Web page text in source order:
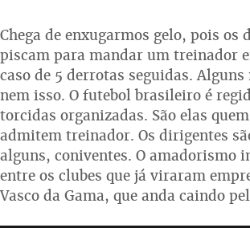
Chega de enxugarmos gelo, pois os
piscam para mandar um treinador
caso de 5 derrotas seguidas. Alguns
nem isso. O futebol brasileiro é
torcidas organizadas. São elas
admitem treinador. Os dirigentes
alguns, coniventes. O amadorismo
entre os clubes que já viraram
Vasco da Gama, que anda caindo